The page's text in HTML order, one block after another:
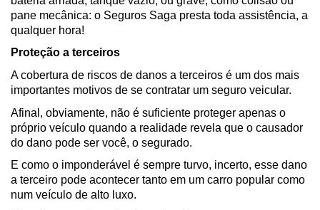
pane mecânica: o Seguros Saga presta toda assistência, a
qualquer hora!
Proteção a terceiros
A cobertura de riscos de danos a terceiros é um dos mais
importantes motivos de se contratar um seguro veicular.
Afinal, obviamente, não é suficiente proteger apenas o
próprio veículo quando a realidade revela que o causador
do dano pode ser você, o segurado.
E como o imponderável é sempre turvo, incerto, esse dano
a terceiro pode acontecer tanto em um carro popular como
num veículo de alto luxo.